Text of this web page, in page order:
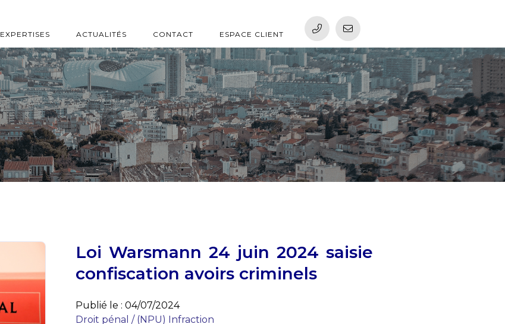
EXPERTISES ACTUALITÉS CONTACT ESPACE CLIENT
Loi Warsmann 24 juin 2024 saisie
confiscation avoirs criminels
Publié le : 04/07/2024
Droit pénal / (NPU) Infraction